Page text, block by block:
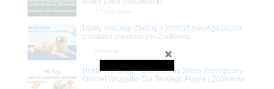
Upały wracają! Zadbaj o komfort swojego pupila
z matami chłodzącymi ZooNemo
Petito Pet Shop – Internetowy Sklep Zoologiczny
Online! Wszystko Dla Twojego Pupila | ZooNemo